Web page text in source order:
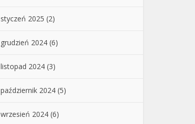
styczeń 2025 (2)
grudzień 2024 (6)
listopad 2024 (3)
październik 2024 (5)
wrzesień 2024 (6)